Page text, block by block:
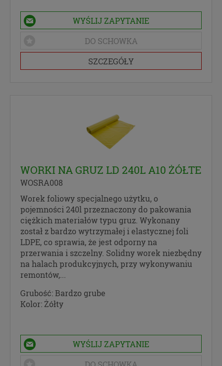
WYŚLIJ ZAPYTANIE
DO SCHOWKA
SZCZEGÓŁY
WORKI NA GRUZ LD 240L A10 ŻÓŁTE
WOSRA008
Worek foliowy specjalnego użytku, o
pojemności 240l przeznaczony do pakowania
ciężkich materiałów typu gruz. Wykonany
został z bardzo wytrzymałej i elastycznej foli
LDPE, co sprawia, że jest odporny na
przerwania i szczelny. Solidny worek niezbędny
na halach produkcyjnych, przy wykonywaniu
remontów,...
Grubość:Bardzo grube
Kolor: Żółty
WYŚLIJ ZAPYTANIE
w każdej chwili wycofać.”